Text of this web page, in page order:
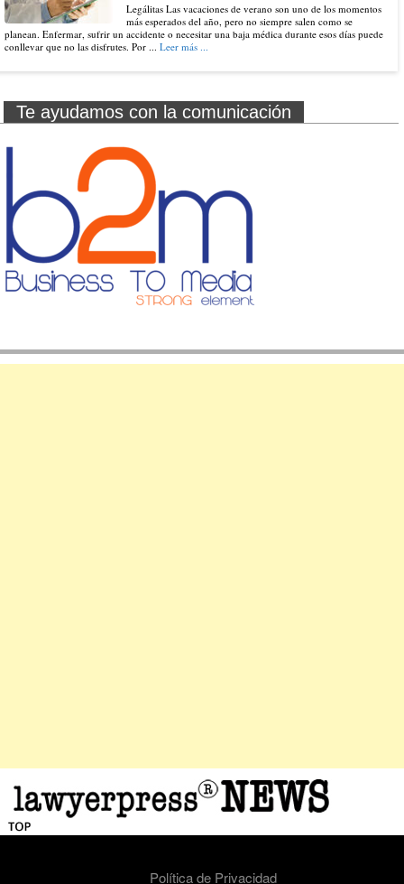
Legálitas Las vacaciones de verano son uno de los momentos
más esperados del año, pero no siempre salen como se
planean. Enfermar, sufrir un accidente o necesitar una baja médica durante esos días puede
conllevar que no las disfrutes. Por ... Leer más ...
Te ayudamos con la comunicación
Política de Privacidad